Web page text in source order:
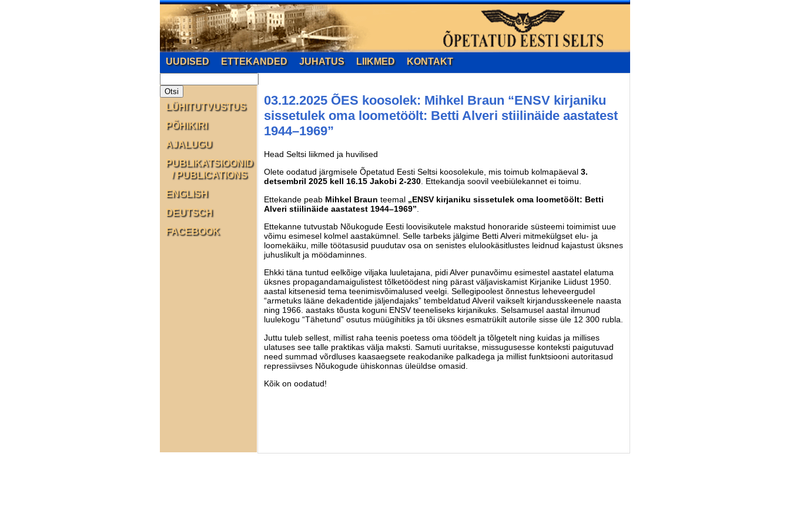
UUDISED ETTEKANDED JUHATUS LIIKMED KONTAKT
03.12.2025 ÕES koosolek: Mihkel Braun “ENSV kirjaniku
sissetulek oma loometöölt: Betti Alveri stiilinäide aastatest
1944–1969”
Head Seltsi liikmed ja huvilised
Olete oodatud järgmisele Õpetatud Eesti Seltsi koosolekule, mis toimub kolmapäeval 3.
detsembril 2025 kell 16.15 Jakobi 2-230. Ettekandja soovil veebiülekannet ei toimu.
Ettekande peab Mihkel Braun teemal „ENSV kirjaniku sissetulek oma loometöölt: Betti
Alveri stiilinäide aastatest 1944–1969”
Ettekanne tutvustab Nõukogude Eesti loovisikutele makstud honoraride süsteemi toimimist uue
võimu esimesel kolmel aastakümnel. Selle tarbeks jälgime Betti Alveri mitmekülgset elu- ja
loomekäiku, mille töötasusid puudutav osa on senistes elulookäsitlustes leidnud kajastust üksnes
juhuslikult ja möödaminnes.
Ehkki täna tuntud eelkõige viljaka luuletajana, pidi Alver punavõimu esimestel aastatel elatuma
üksnes propagandamaigulistest tõlketöödest ning pärast väljaviskamist Kirjanike Liidust 1950.
aastal kitsenesid tema teenimisvõimalused veelgi. Sellegipoolest õnnestus leheveergudel
“armetuks lääne dekadentide jäljendajaks” tembeldatud Alveril vaikselt kirjandusskeenele naasta
ning 1966. aastaks tõusta koguni ENSV teeneliseks kirjanikuks. Selsamusel aastal ilmunud
luulekogu “Tähetund” osutus müügihitiks ja tõi üksnes esmatrükilt autorile sisse üle 12 300 rubla.
Juttu tuleb sellest, millist raha teenis poetess oma töödelt ja tõlgetelt ning kuidas ja millises
ulatuses see talle praktikas välja maksti. Samuti uuritakse, missugusesse konteksti paigutuvad
need summad võrdluses kaasaegsete reakodanike palkadega ja millist funktsiooni autoritasud
repressiivses Nõukogude ühiskonnas üleüldse omasid.
Kõik on oodatud!
LÜHITUTVUSTUS
PÕHIKIRI
AJALUGU
PUBLIKATSIOONID
/ PUBLICATIONS
ENGLISH
DEUTSCH
FACEBOOK